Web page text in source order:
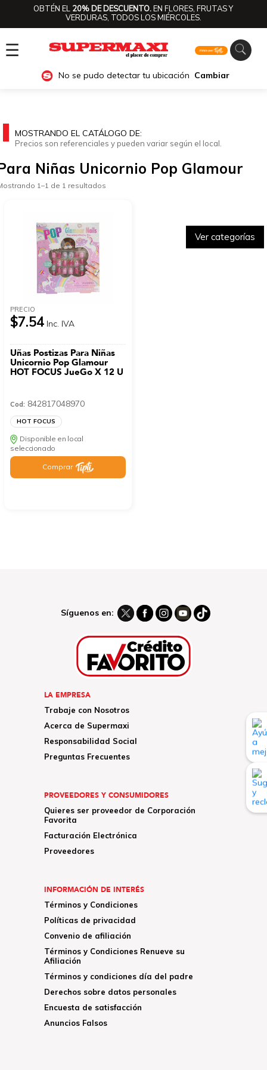
OBTÉN EL 20% DE DESCUENTO.EN FLORES, FRUTAS Y
VERDURAS, TODOS LOS MIÉRCOLES.
☰
No se pudo detectar tu ubicación Cambiar
Ver categorías
MOSTRANDO EL CATÁLOGO DE:
Precios son referenciales y pueden variar según el local.
Niñas Unicornio Pop Glamour
1–1 de 1 resultados
PRECIO
$7.54 Inc. IVA
Uñas Postizas Para Niñas
Unicornio Pop Glamour
HOT FOCUS JueGo X 12 U
Cod: 842817048970
HOT FOCUS
Disponible en local
seleccionado
Comprar
Síguenos en:
LA EMPRESA
Trabaje con Nosotros
Acerca de Supermaxi
Responsabilidad Social
Preguntas Frecuentes
PROVEEDORES Y CONSUMIDORES
Quieres ser proveedor de Corporación
Favorita
Facturación Electrónica
Proveedores
INFORMACIÓN DE INTERÉS
Términos y Condiciones
Políticas de privacidad
Convenio de afiliación
Términos y Condiciones Renueve su
Afiliación
Términos y condiciones día del padre
Derechos sobre datos personales
Encuesta de satisfacción
Anuncios Falsos